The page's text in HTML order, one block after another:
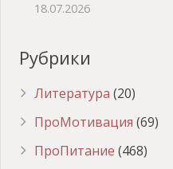
18.07.2026
Рубрики
Литература (20)
ПроМотивация (69)
ПроПитание (468)